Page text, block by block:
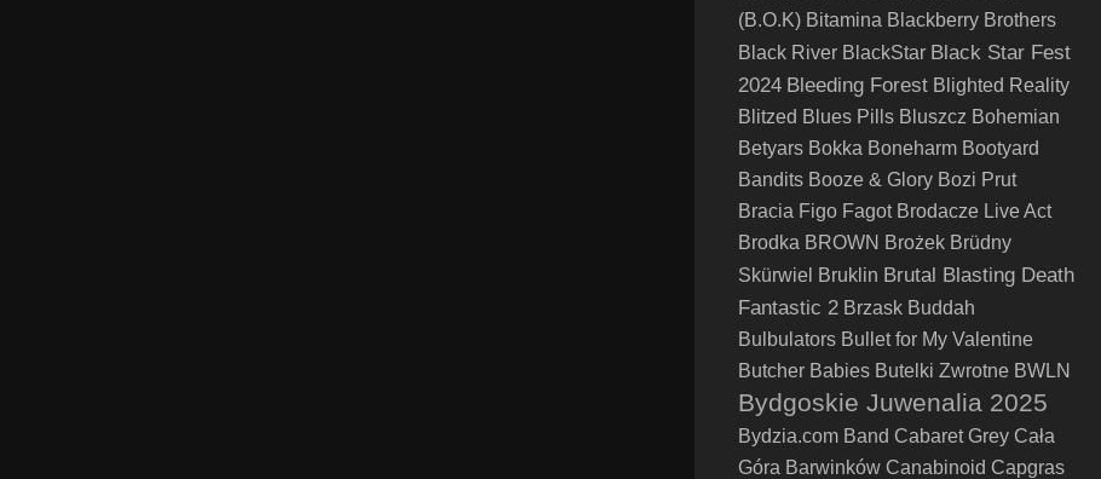
(B.O.K) Bitamina Blackberry Brothers
Black River BlackStar Black Star Fest
2024 Bleeding Forest Blighted Reality
Blitzed Blues Pills Bluszcz Bohemian
Betyars Bokka Boneharm Bootyard
Bandits Booze & Glory Bozi Prut
Bracia Figo Fagot Brodacze Live Act
Brodka BROWN Brożek Brüdny
Skürwiel Bruklin Brutal Blasting Death
Fantastic 2 Brzask Buddah
Bulbulators Bullet for My Valentine
Butcher Babies Butelki Zwrotne BWLN
Bydgoskie Juwenalia 2025
Bydzia.com Band Cabaret Grey Cała
Góra Barwinków Canabinoid Capgras